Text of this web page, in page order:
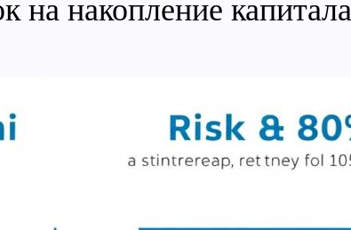
на накопление капитала